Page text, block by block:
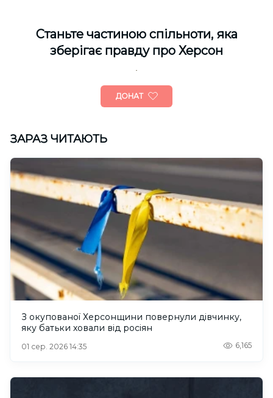
Cтаньте частиною спільноти, яка
зберігає правду про Херсон
ДОНАТ
ЗАРАЗ ЧИТАЮТЬ
З окупованої Херсонщини повернули дівчинку,
яку батьки ховали від росіян
01 сер. 2026 14:35 6,165